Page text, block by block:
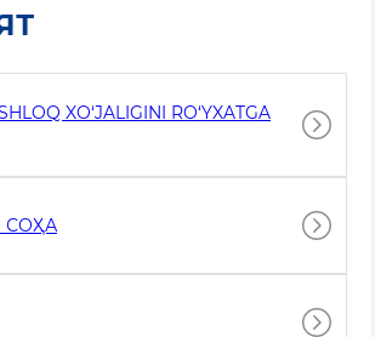
XO‘JALIGINI RO‘YXATGA